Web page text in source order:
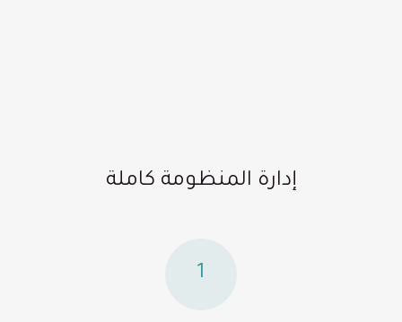
إدارة المنظومة كاملة
1